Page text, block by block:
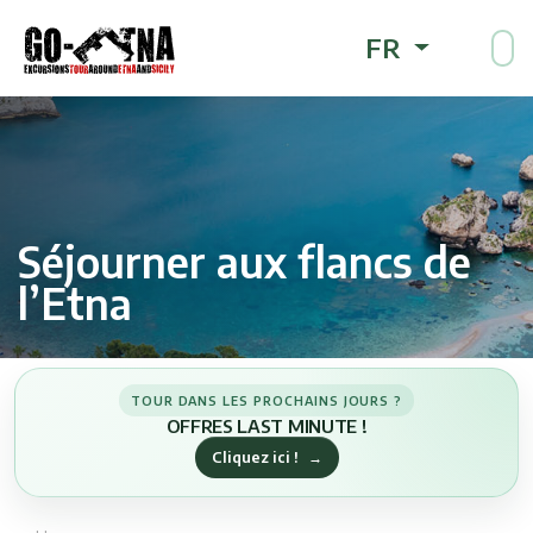
FR
Séjourner aux flancs de
l’Etna
TOUR DANS LES PROCHAINS JOURS ?
OFFRES LAST MINUTE !
Cliquez ici !